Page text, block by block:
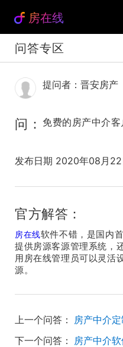
房在线
问答专区
提问者：晋安房产
问： 免费的房产中介
发布日期 2020年08月22
官方解答：
房在线软件不错，是国内
提供房源客源管理系统，
用房在线管理员可以灵活
源。
上一个问答： 房产中介
下一个问答：